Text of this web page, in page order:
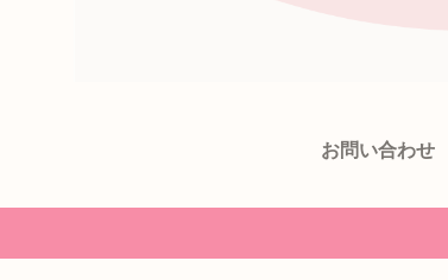
お問い合わせ